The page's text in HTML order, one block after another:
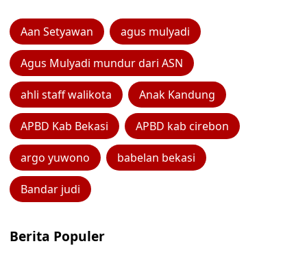
Aan Setyawan agus mulyadi
Agus Mulyadi mundur dari ASN
ahli staff walikota Anak Kandung
APBD Kab Bekasi APBD kab cirebon
argo yuwono babelan bekasi
Bandar judi
Berita Populer